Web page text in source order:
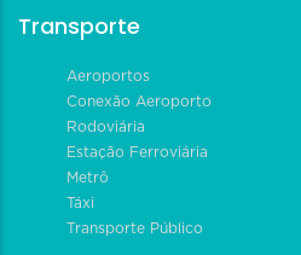
Transporte
Aeroportos
Conexão Aeroporto
Rodoviária
Estação Ferroviária
Metrô
Táxi
Transporte Público